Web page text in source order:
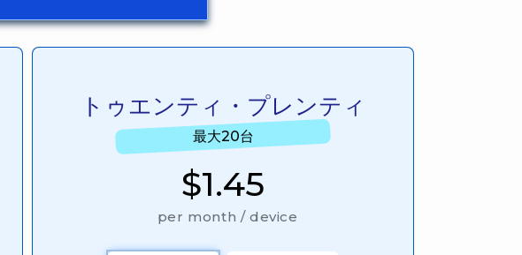
トゥエンティ・プレンティ
最大20台
$1.45
per month / device